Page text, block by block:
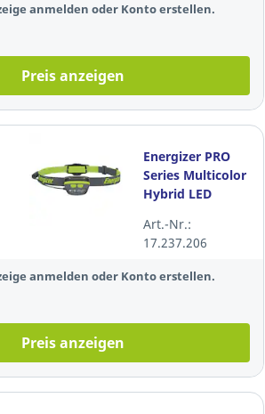
anmelden oder Konto erstellen.
Preis anzeigen
Energizer PRO
Series Multicolor
Hybrid LED
akku/batterie,
650 lm
Art.-Nr.:
17.237.206
anmelden oder Konto erstellen.
Preis anzeigen